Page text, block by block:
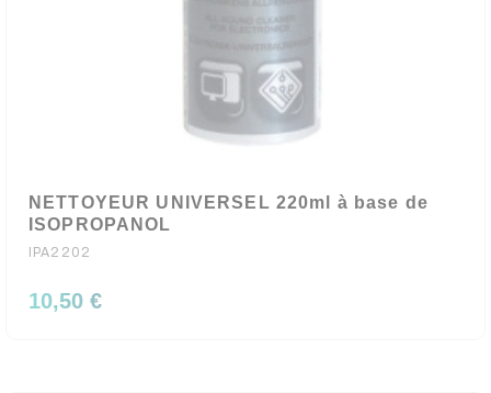
NETTOYEUR UNIVERSEL 220ml à base de
ISOPROPANOL
IPA2202
10,50 €